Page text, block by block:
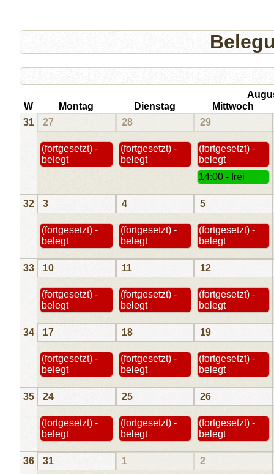
W
Montag Dienstag
Mittwoch
31
27
(fortgesetzt) -
belegt
28
(fortgesetzt) -
belegt
29
(fortgesetzt) -
belegt
14:00 - frei
32 3
(fortgesetzt) -
belegt
4
(fortgesetzt) -
belegt
5
(fortgesetzt) -
belegt
33 10
(fortgesetzt) -
belegt
11
(fortgesetzt) -
belegt
12
(fortgesetzt) -
belegt
34 17
(fortgesetzt) -
belegt
18
(fortgesetzt) -
belegt
19
(fortgesetzt) -
belegt
35 24
(fortgesetzt) -
belegt
25
(fortgesetzt) -
belegt
26
(fortgesetzt) -
belegt
36 31 1 2